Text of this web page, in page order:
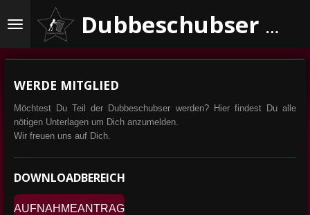
Hauptinhalt
Dubbeschubser e.V.
WERDE MITGLIED
Möchtest Du Teil der Dubbeschubser werden? Hier findest Du alle
nötigen Unterlagen um Dich anzumelden.
Wir freuen uns auf Dich.
DOWNLOADBEREICH
AUFNAHMEANTRAG